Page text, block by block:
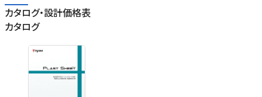
カタログ・設計価格表
カタログ